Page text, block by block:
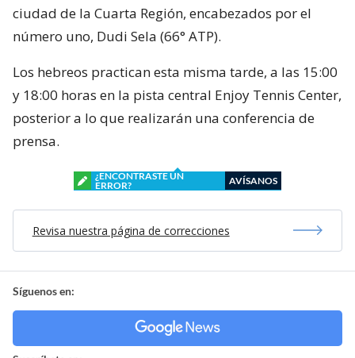
ciudad de la Cuarta Región, encabezados por el
número uno, Dudi Sela (66° ATP).
Los hebreos practican esta misma tarde, a las 15:00
y 18:00 horas en la pista central Enjoy Tennis Center,
posterior a lo que realizarán una conferencia de
prensa.
¿ENCONTRASTE UN
ERROR?
AVÍSANOS
Revisa nuestra página de correcciones
Síguenos en: